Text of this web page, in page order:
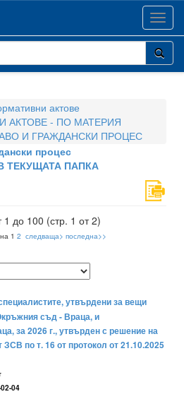
актове
АКТОВЕ - ПО МАТЕРИЯ
И ГРАЖДАНСКИ ПРОЦЕС
процес
ТЕКУЩАТА ПАПКА
1 до 100 (стр. 1 от 2)
1 2 следваща> последна>>
утвърдени за вещи
съд - Враца, и
за 2026 г., утвърден с решение на
по т. 16 от протокол от 21.10.2025
04